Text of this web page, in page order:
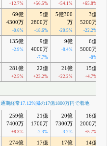
+12.7% +56.5% +54.1% +65.8%
69億
4300万
-0.6%
5億
2800万
-18.6%
5億300
万
-20.5%
3億
5200万
-22.2%
135億
-2.9%
9億
4000万
-7.7%
9億
-8.4%
6億
5000万
-8%
281億
+2.5%
22億
+23.2%
21億
+22.2%
15億
+4.7%
通期経常17.12%減の17億1800万円で着地
259億
7400万
+8.3%
21億
1700万
-2.3%
20億
7300万
-3.2%
16億
2000万
+5.7%
274億
17億
17億
14億